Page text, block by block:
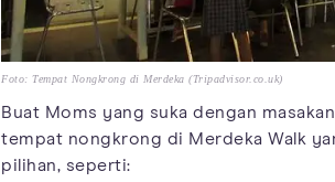
Foto: Tempat Nongkrong di Merdeka (Tripadvisor.co.uk)
Buat Moms yang suka dengan
tempat nongkrong di Merdeka Walk
pilihan, seperti: